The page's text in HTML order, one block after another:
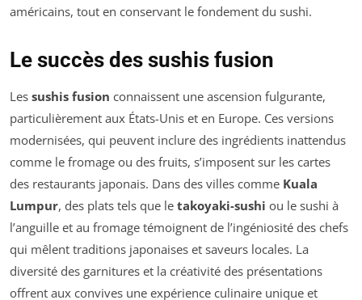
américains, tout en conservant le fondement du sushi.
Le succès des sushis fusion
Les sushis fusion connaissent une ascension fulgurante,
particulièrement aux États-Unis et en Europe. Ces versions
modernisées, qui peuvent inclure des ingrédients inattendus
comme le fromage ou des fruits, s’imposent sur les cartes
des restaurants japonais. Dans des villes comme Kuala
Lumpur, des plats tels que le takoyaki-sushi ou le sushi à
l’anguille et au fromage témoignent de l’ingéniosité des chefs
qui mêlent traditions japonaises et saveurs locales. La
diversité des garnitures et la créativité des présentations
offrent aux convives une expérience culinaire unique et